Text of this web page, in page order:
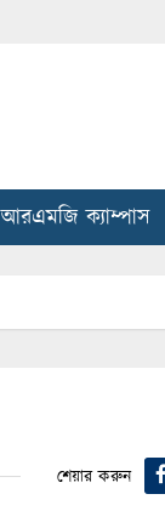
আরএমজি ক্যাম্পাস
শেয়ার করুন